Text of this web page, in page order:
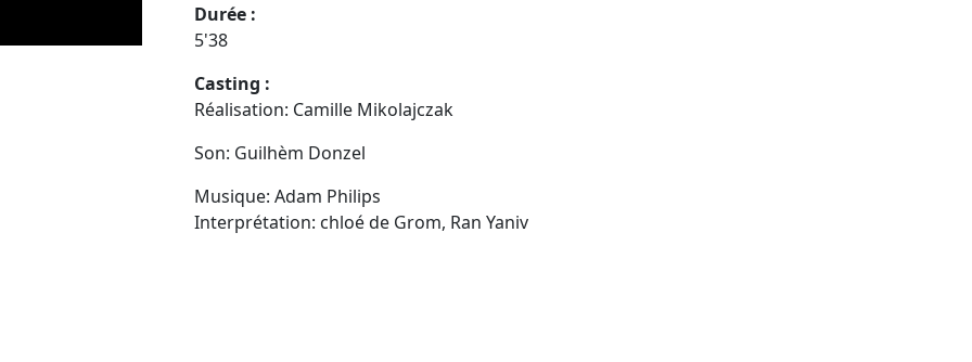
Durée :
5'38
Casting :
Réalisation: Camille Mikolajczak
Son: Guilhèm Donzel
Musique: Adam Philips
Interprétation: chloé de Grom, Ran Yaniv